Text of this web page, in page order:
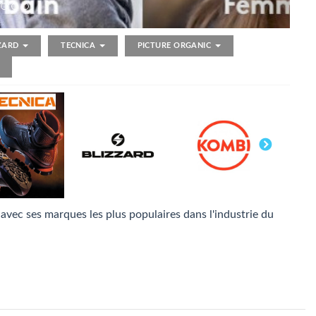
TECNICA PICTURE ORGANIC
ses marques les plus populaires dans l'industrie du